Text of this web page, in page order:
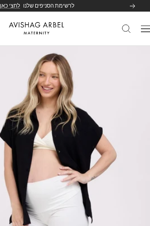
הקודם לרשימת הסניפים שלנו לחצי כאן
ניווט
Avishag
Maternity